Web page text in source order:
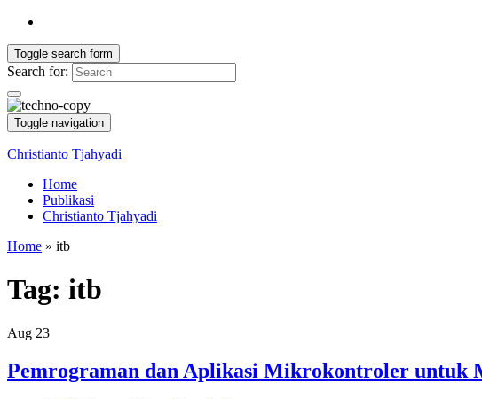
Toggle search form
Search for:
Toggle navigation
Christianto Tjahyadi
Home
Publikasi
Christianto Tjahyadi
Home » itb
Tag: itb
Aug 23
Pemrograman dan Aplikasi Mikrokontroler untuk